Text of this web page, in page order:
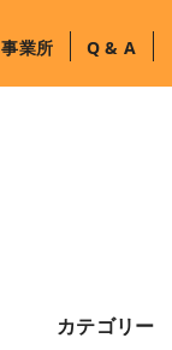
事業所 Q & A
カテゴリー